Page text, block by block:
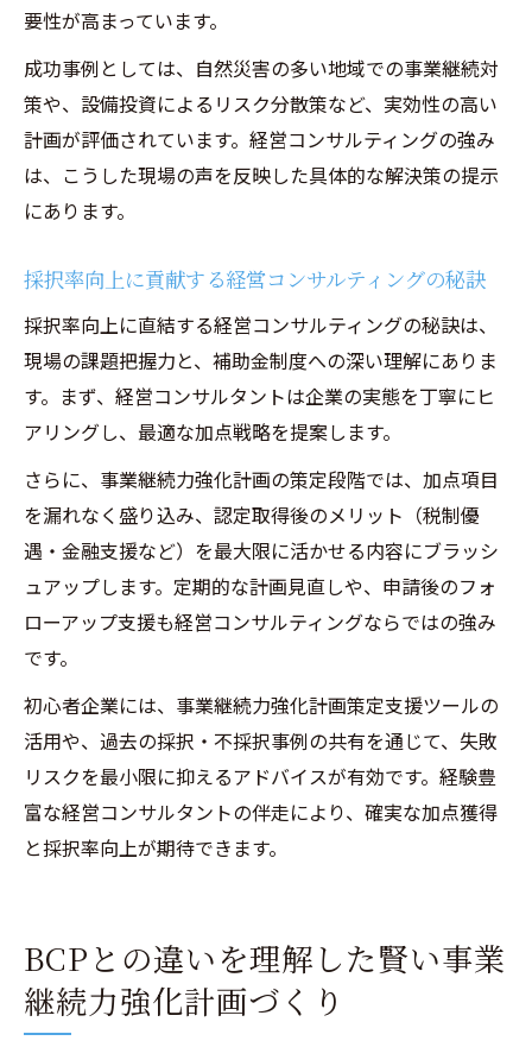
要性が高まっています。
成功事例としては、自然災害の多い地域での事業継続対
策や、設備投資によるリスク分散策など、実効性の高い
計画が評価されています。経営コンサルティングの強み
は、こうした現場の声を反映した具体的な解決策の提示
にあります。
採択率向上に貢献する経営コンサルティングの秘訣
採択率向上に直結する経営コンサルティングの秘訣は、
現場の課題把握力と、補助金制度への深い理解にありま
す。まず、経営コンサルタントは企業の実態を丁寧にヒ
アリングし、最適な加点戦略を提案します。
さらに、事業継続力強化計画の策定段階では、加点項目
を漏れなく盛り込み、認定取得後のメリット（税制優
遇・金融支援など）を最大限に活かせる内容にブラッシ
ュアップします。定期的な計画見直しや、申請後のフォ
ローアップ支援も経営コンサルティングならではの強み
です。
初心者企業には、事業継続力強化計画策定支援ツールの
活用や、過去の採択・不採択事例の共有を通じて、失敗
リスクを最小限に抑えるアドバイスが有効です。経験豊
富な経営コンサルタントの伴走により、確実な加点獲得
と採択率向上が期待できます。
BCPとの違いを理解した賢い事業
継続力強化計画づくり